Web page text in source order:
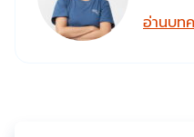
อ่านบท